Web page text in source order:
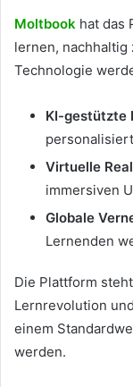
Moltbook hat das
lernen,
Technologie
KI-gestützte
Virtuelle
immersiven
Globale
Lernenden
Die Plattform
Lernrevolution
einem
werden.